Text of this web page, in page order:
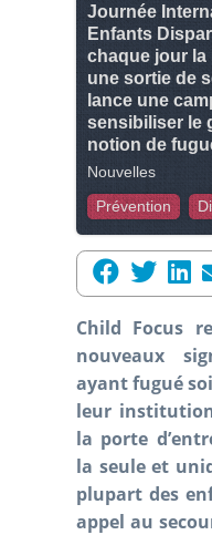
Journée
Enfants
chaque jour la
une sortie de
lance une
sensibiliser le
notion de
Nouvelles
Prévention
Child Focus
nouveaux
ayant fugué
leur
la porte
la seule et
plupart des
appel au